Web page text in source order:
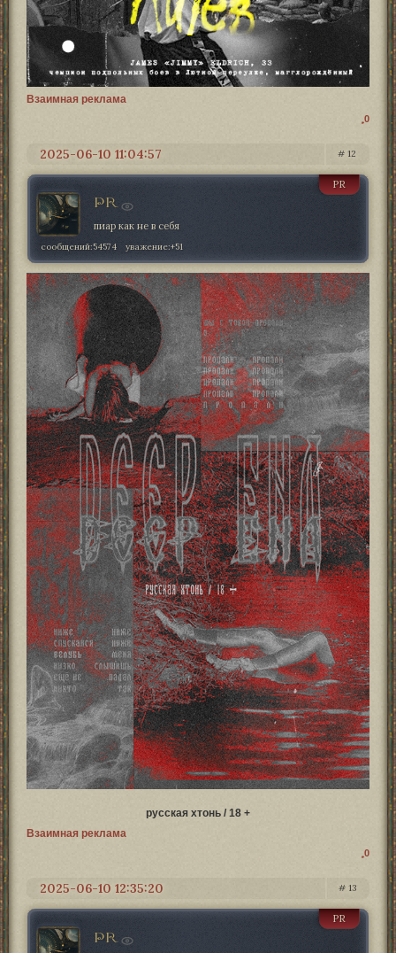
Взаимная реклама
0
12
2025-06-10 11:04:57
PR
PR
пиар как не в себя
сообщений:54574 уважение:+51
русская хтонь / 18 +
Взаимная реклама
0
13
2025-06-10 12:35:20
PR
PR